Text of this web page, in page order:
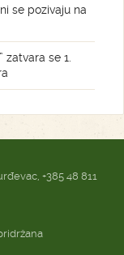
se pozivaju na
se 1.
+385 48 811